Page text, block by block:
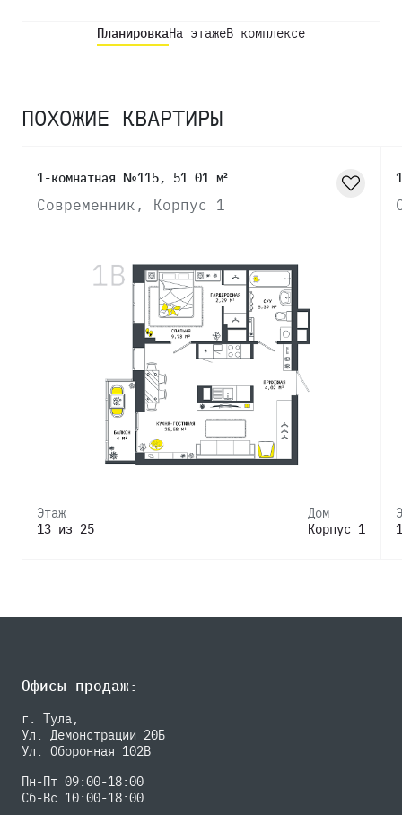
ПланировкаНа этажеВ комплексе
ПОХОЖИЕ КВАРТИРЫ
1-комнатная №115, 51.01 м²
Современник, Корпус 1
Этаж
13 из 25
Дом
Корпус 1
Офисы продаж:
г. Тула,
Ул. Демонстрации 20Б
Ул. Оборонная 102В
Пн-Пт 09:00-18:00
Сб-Вс 10:00-18:00